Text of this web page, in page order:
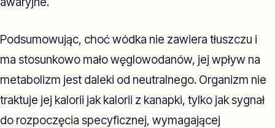
Podsumowując, choć wódka nie zawiera tłuszczu i
ma stosunkowo mało węglowodanów, jej wpływ na
metabolizm jest daleki od neutralnego. Organizm nie
traktuje jej kalorii jak kalorii z kanapki, tylko jak sygnał
do rozpoczęcia specyficznej, wymagającej